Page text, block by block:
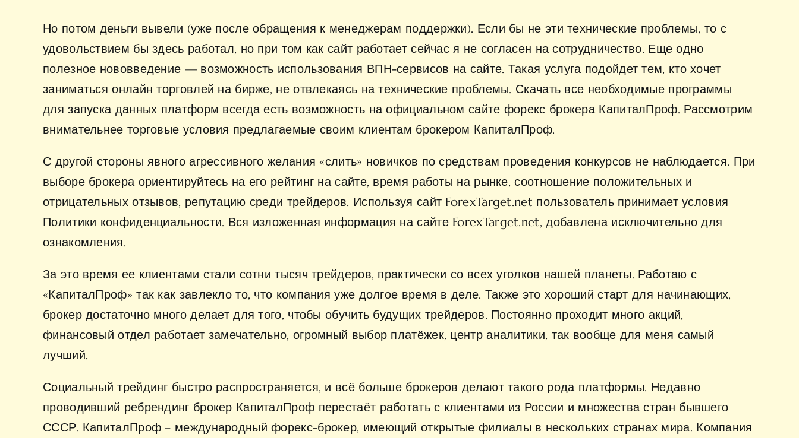
Но потом деньги вывели (уже после обращения к менеджерам поддержки). Если бы не эти технические проблемы, то с
удовольствием бы здесь работал, но при том как сайт работает сейчас я не согласен на сотрудничество. Еще одно
полезное нововведение — возможность использования ВПН-сервисов на сайте. Такая услуга подойдет тем, кто хочет
заниматься онлайн торговлей на бирже, не отвлекаясь на технические проблемы. Скачать все необходимые программы
для запуска данных платформ всегда есть возможность на официальном сайте форекс брокера КапиталПроф. Рассмотрим
внимательнее торговые условия предлагаемые своим клиентам брокером КапиталПроф.
С другой стороны явного агрессивного желания «слить» новичков по средствам проведения конкурсов не наблюдается. При
выборе брокера ориентируйтесь на его рейтинг на сайте, время работы на рынке, соотношение положительных и
отрицательных отзывов, репутацию среди трейдеров. Используя сайт ForexTarget.net пользователь принимает условия
Политики конфиденциальности. Вся изложенная информация на сайте ForexTarget.net, добавлена исключительно для
ознакомления.
За это время ее клиентами стали сотни тысяч трейдеров, практически со всех уголков нашей планеты. Работаю с
«КапиталПроф» так как завлекло то, что компания уже долгое время в деле. Также это хороший старт для начинающих,
брокер достаточно много делает для того, чтобы обучить будущих трейдеров. Постоянно проходит много акций,
финансовый отдел работает замечательно, огромный выбор платёжек, центр аналитики, так вообще для меня самый
лучший.
Социальный трейдинг быстро распространяется, и всё больше брокеров делают такого рода платформы. Недавно
проводивший ребрендинг брокер КапиталПроф перестаёт работать с клиентами из России и множества стран бывшего
СССР. КапиталПроф – международный форекс-брокер, имеющий открытые филиалы в нескольких странах мира. Компания